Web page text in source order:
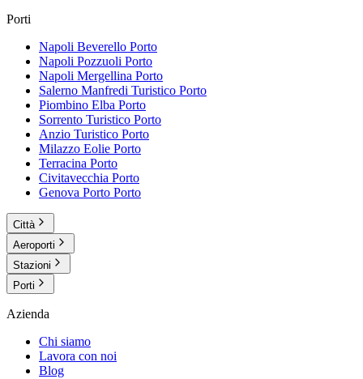
Porti
Napoli Beverello Porto
Napoli Pozzuoli Porto
Napoli Mergellina Porto
Salerno Manfredi Turistico Porto
Piombino Elba Porto
Sorrento Turistico Porto
Anzio Turistico Porto
Milazzo Eolie Porto
Terracina Porto
Civitavecchia Porto
Genova Porto Porto
Città
Aeroporti
Stazioni
Porti
Azienda
Chi siamo
Lavora con noi
Blog